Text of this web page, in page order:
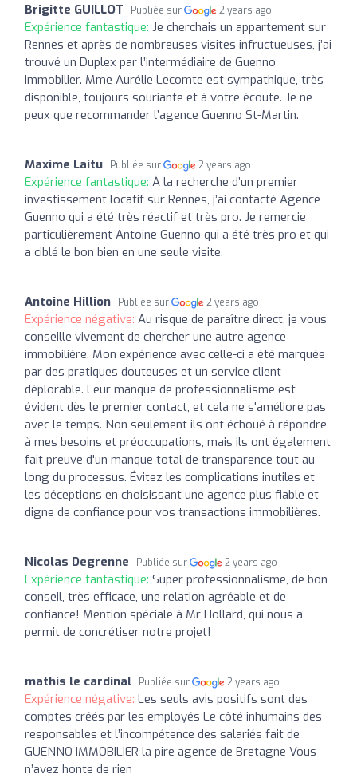
Brigitte GUILLOT Publiée sur 2 years ago
Expérience fantastique: Je cherchais un appartement sur
Rennes et après de nombreuses visites infructueuses, j’ai
trouvé un Duplex par l’intermédiaire de Guenno
Immobilier. Mme Aurélie Lecomte est sympathique, très
disponible, toujours souriante et à votre écoute. Je ne
peux que recommander l’agence Guenno St-Martin.
Maxime Laitu Publiée sur 2 years ago
Expérience fantastique: À la recherche d’un premier
investissement locatif sur Rennes, j’ai contacté Agence
Guenno qui a été très réactif et très pro. Je remercie
particulièrement Antoine Guenno qui a été très pro et qui
a ciblé le bon bien en une seule visite.
Antoine Hillion Publiée sur 2 years ago
Expérience négative: Au risque de paraître direct, je vous
conseille vivement de chercher une autre agence
immobilière. Mon expérience avec celle-ci a été marquée
par des pratiques douteuses et un service client
déplorable. Leur manque de professionnalisme est
évident dès le premier contact, et cela ne s'améliore pas
avec le temps. Non seulement ils ont échoué à répondre
à mes besoins et préoccupations, mais ils ont également
fait preuve d'un manque total de transparence tout au
long du processus. Évitez les complications inutiles et
les déceptions en choisissant une agence plus fiable et
digne de confiance pour vos transactions immobilières.
Nicolas Degrenne Publiée sur 2 years ago
Expérience fantastique: Super professionnalisme, de bon
conseil, très efficace, une relation agréable et de
confiance! Mention spéciale à Mr Hollard, qui nous a
permit de concrétiser notre projet!
mathis le cardinal Publiée sur 2 years ago
Expérience négative: Les seuls avis positifs sont des
comptes créés par les employés Le côté inhumains des
responsables et l’incompétence des salariés fait de
GUENNO IMMOBILIER la pire agence de Bretagne Vous
n’avez honte de rien